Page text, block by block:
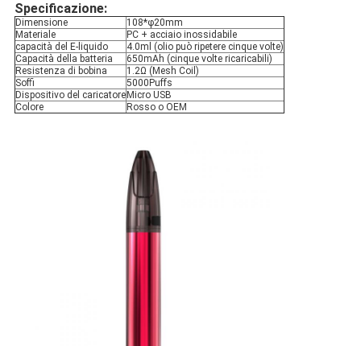
Specificazione:
Dimensione
108*φ20mm
Materiale
PC + acciaio inossidabile
capacità del E-liquido
4.0ml (olio può ripetere cinque volte)
Capacità della batteria
650mAh (cinque volte ricaricabili)
Resistenza di bobina
1.2Ω (Mesh Coil)
Soffi
5000Puffs
Dispositivo del caricatore Micro USB
Colore
Rosso o OEM